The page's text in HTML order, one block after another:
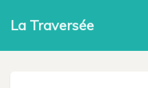
La Traversée